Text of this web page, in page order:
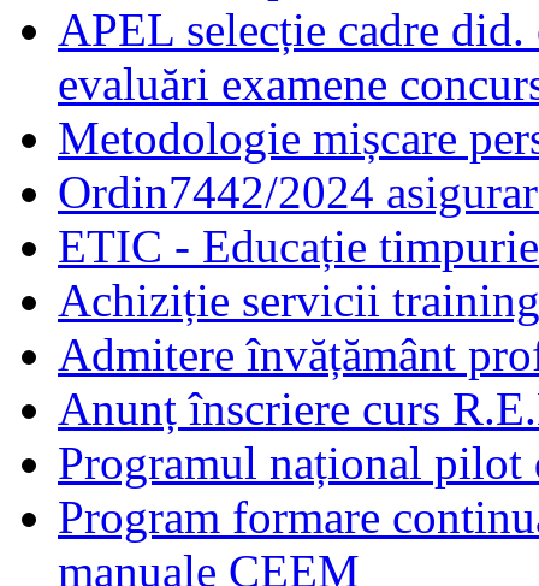
APEL selecție cadre
evaluări examene
Metodologie mișcare
Ordin7442/2024
ETIC - Educație
Achiziție servicii
Admitere învățământ
Anunț înscriere curs
Programul național pilot
Program formare
manuale CEEM